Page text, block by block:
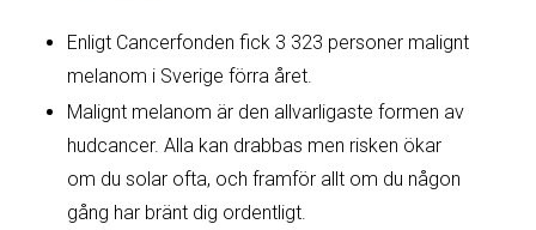
Enligt Cancerfonden fick 3 323 personer malignt
melanom i Sverige förra året.
Malignt melanom är den allvarligaste formen av
hudcancer. Alla kan drabbas men risken ökar
om du solar ofta, och framför allt om du någon
gång har bränt dig ordentligt.